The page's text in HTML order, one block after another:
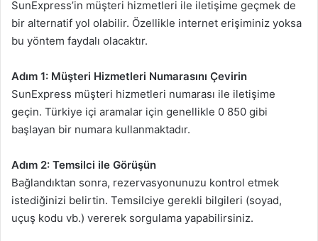
SunExpress’in müşteri hizmetleri ile iletişime geçmek de
bir alternatif yol olabilir. Özellikle internet erişiminiz yoksa
bu yöntem faydalı olacaktır.
Adım 1: Müşteri Hizmetleri Numarasını Çevirin
SunExpress müşteri hizmetleri numarası ile iletişime
geçin. Türkiye içi aramalar için genellikle 0 850 gibi
başlayan bir numara kullanmaktadır.
Adım 2: Temsilci ile Görüşün
Bağlandıktan sonra, rezervasyonunuzu kontrol etmek
istediğinizi belirtin. Temsilciye gerekli bilgileri (soyad,
uçuş kodu vb.) vererek sorgulama yapabilirsiniz.